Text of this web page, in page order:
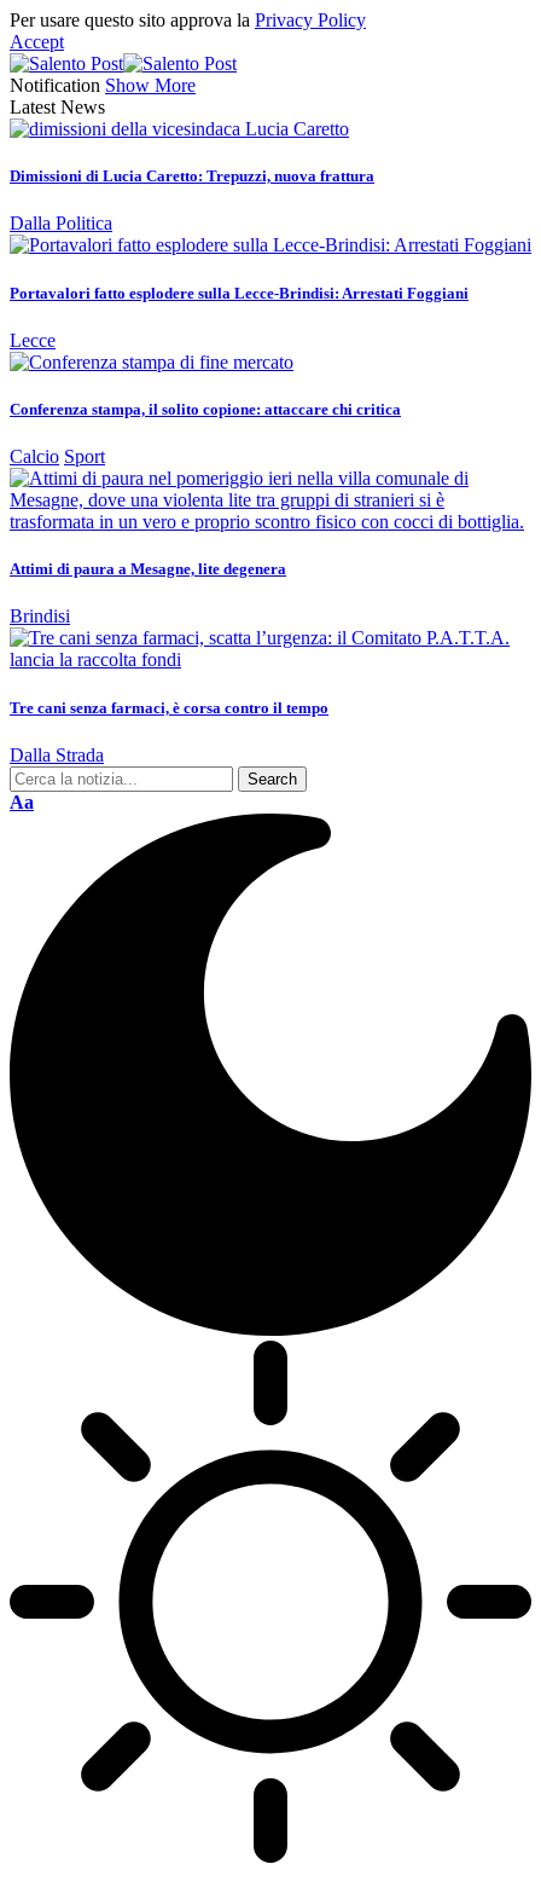
Per usare questo sito approva la Privacy Policy
Accept
Notification Show More
Latest News
Dimissioni di Lucia Caretto: Trepuzzi, nuova frattura
Dalla Politica
Portavalori fatto esplodere sulla Lecce-Brindisi: Arrestati Foggiani
Lecce
Conferenza stampa, il solito copione: attaccare chi critica
Calcio Sport
Attimi di paura a Mesagne, lite degenera
Brindisi
Tre cani senza farmaci, è corsa contro il tempo
Dalla Strada
Aa